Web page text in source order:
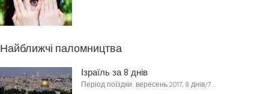
Найближчі паломництва
Ізраїль за 8 днів
Період поїздки: вересень 2017, 8 днів/7…